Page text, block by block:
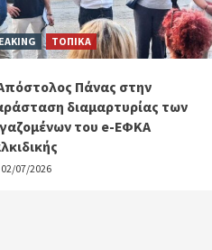
ΤΟΠΙΚΑ
Πάνας στην
διαμαρτυρίας των
του e-ΕΦΚΑ
02/07/2026